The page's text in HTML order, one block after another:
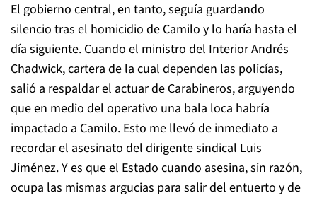
El gobierno central, en tanto, seguía guardando
silencio tras el homicidio de Camilo y lo haría hasta el
día siguiente. Cuando el ministro del Interior Andrés
Chadwick, cartera de la cual dependen las policías,
salió a respaldar el actuar de Carabineros, arguyendo
que en medio del operativo una bala loca habría
impactado a Camilo. Esto me llevó de inmediato a
recordar el asesinato del dirigente sindical Luis
Jiménez. Y es que el Estado cuando asesina, sin razón,
ocupa las mismas argucias para salir del entuerto y de